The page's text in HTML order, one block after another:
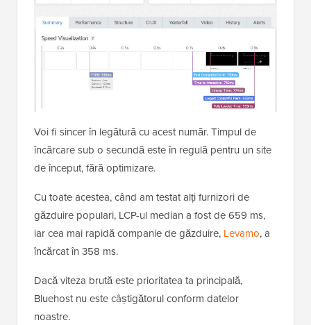
Voi fi sincer în legătură cu acest număr. Timpul de
încărcare sub o secundă este în regulă pentru un site
de început, fără optimizare.
Cu toate acestea, când am testat alți furnizori de
găzduire populari, LCP-ul median a fost de 659 ms,
iar cea mai rapidă companie de găzduire, Levamo, a
încărcat în 358 ms.
Dacă viteza brută este prioritatea ta principală,
Bluehost nu este câștigătorul conform datelor
noastre.